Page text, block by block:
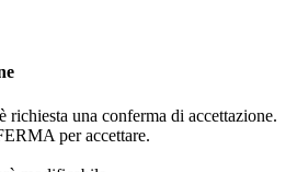
richiesta una conferma di accettazione.
per accettare.